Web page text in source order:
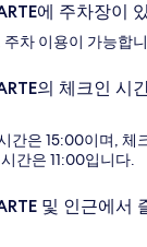
에 주차장이
차 이용이 가능합
의 체크인 시
간은 15:00이며, 체
간은 11:00입니다.
및 인근에서